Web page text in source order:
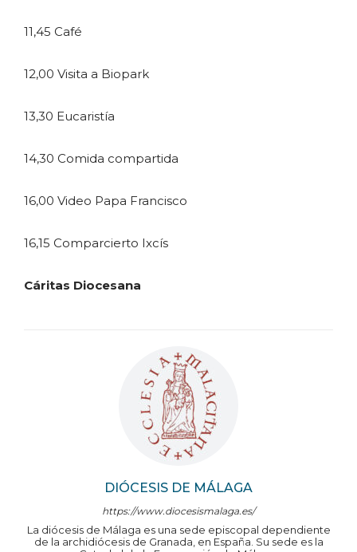
DIÓCESIS DE MÁLAGA
https://www.diocesismalaga.es/
La diócesis de Málaga es una sede episcopal dependiente
de la archidiócesis de Granada, en España. Su sede es la
11,45 Café
12,00 Visita a Biopark
13,30 Eucaristía
14,30 Comida compartida
16,00 Video Papa Francisco
16,15 Comparcierto Ixcís
Cáritas Diocesana